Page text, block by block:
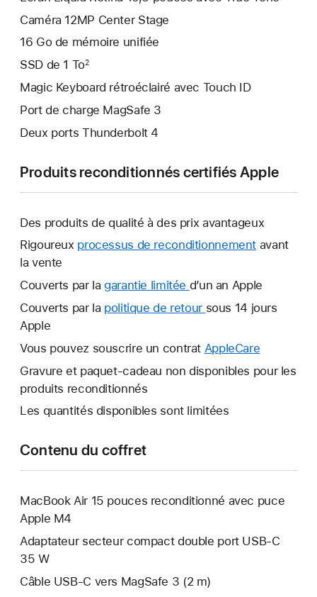
Caméra 12MP Center Stage
16 Go de mémoire unifiée
SSD de 1 To2
Magic Keyboard rétroéclairé avec Touch ID
Port de charge MagSafe 3
Deux ports Thunderbolt 4
Produits reconditionnés certifiés Apple
Des produits de qualité à des prix avantageux
Rigoureux processus de reconditionnement avant
la vente
Couverts par la garantie limitée Une
nouvelle
d’un an Apple
Couverts par la politique de retour Une
fenêtre
sous 14 jours
Apple
Vous pouvez souscrire un contrat AppleCare
nouvelle
Gravure et paquet-cadeau non disponibles pour les
produits reconditionnés
Les quantités disponibles sont limitées
Contenu du coffret
MacBook Air 15 pouces reconditionné avec puce
Apple M4
Adaptateur secteur compact double port USB-C
35 W
Câble USB-C vers MagSafe 3 (2 m)